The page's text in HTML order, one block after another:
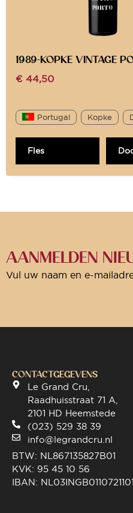
1989-KOPKE VINTAGE
€ 44,50
Portugal Kopke
Fles
AANMELDEN
Vul uw naam en e-
CONTACTGEGEVENS
Le Grand Cru,
Raadhuisstraat 71 A,
2101 HD Heemstede
(023) 529 38 39
info@legrandcru.nl
BTW: NL867135827B01
KVK: 95 45 10 56
IBAN: NL03INGB0110721101